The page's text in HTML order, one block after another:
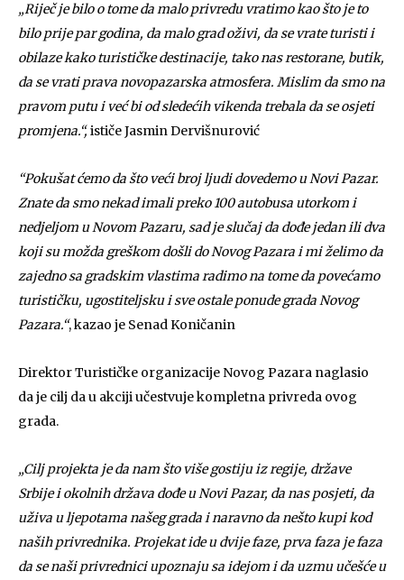
„Riječ je bilo o tome da malo privredu vratimo kao što je to
bilo prije par godina, da malo grad oživi, da se vrate turisti i
obilaze kako turističke destinacije, tako nas restorane, butik,
da se vrati prava novopazarska atmosfera. Mislim da smo na
pravom putu i već bi od sledećih vikenda trebala da se osjeti
promjena.“,ističe Jasmin Dervišnurović
“Pokušat ćemo da što veći broj ljudi dovedemo u Novi Pazar.
Znate da smo nekad imali preko 100 autobusa utorkom i
nedjeljom u Novom Pazaru, sad je slučaj da dođe jedan ili dva
koji su možda greškom došli do Novog Pazara i mi želimo da
zajedno sa gradskim vlastima radimo na tome da povećamo
turističku, ugostiteljsku i sve ostale ponude grada Novog
Pazara.“, kazao je Senad Koničanin
Direktor Turističke organizacije Novog Pazara naglasio
da je cilj da u akciji učestvuje kompletna privreda ovog
grada.
„Cilj projekta je da nam što više gostiju iz regije, države
Srbije i okolnih država dođe u Novi Pazar, da nas posjeti, da
uživa u ljepotama našeg grada i naravno da nešto kupi kod
naših privrednika. Projekat ide u dvije faze, prva faza je faza
da se naši privrednici upoznaju sa idejom i da uzmu učešće u